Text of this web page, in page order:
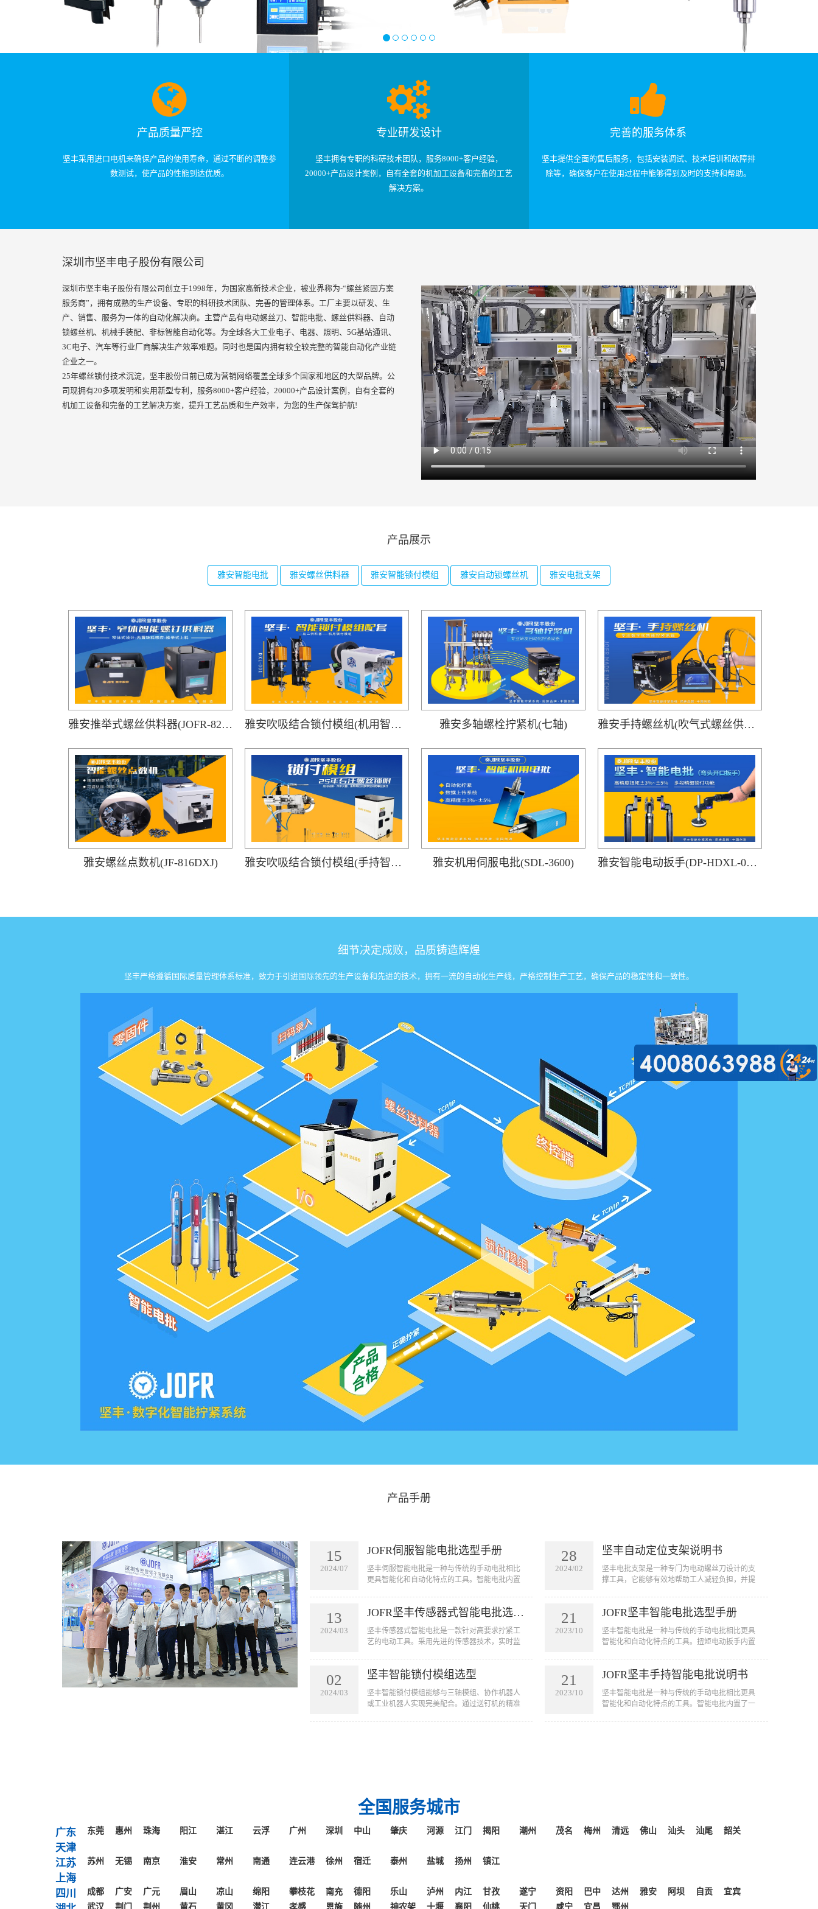
产品质量严控
坚丰采用进口电机来确保产品的使用寿命，通过不断的调整参
数测试，使产品的性能到达优质。
专业研发设计
坚丰拥有专职的科研技术团队，服务8000+客户经验，
20000+产品设计案例，自有全套的机加工设备和完备的工艺
解决方案。
完善的服务体系
坚丰提供全面的售后服务，包括安装调试、技术培训和故障排
除等，确保客户在使用过程中能够得到及时的支持和帮助。
深圳市坚丰电子股份有限公司
深圳市坚丰电子股份有限公司创立于1998年，为国家高新技术企业，被业界称为-“螺丝紧固方案
服务商”，拥有成熟的生产设备、专职的科研技术团队、完善的管理体系。工厂主要以研发、生
产、销售、服务为一体的自动化解决商。主营产品有电动螺丝刀、智能电批、螺丝供料器、自动
锁螺丝机、机械手装配、非标智能自动化等。为全球各大工业电子、电器、照明、5G基站通讯、
3C电子、汽车等行业厂商解决生产效率难题。同时也是国内拥有较全较完整的智能自动化产业链
企业之一。
25年螺丝锁付技术沉淀，坚丰股份目前已成为营销网络覆盖全球多个国家和地区的大型品牌。公
司现拥有20多项发明和实用新型专利，服务8000+客户经验，20000+产品设计案例，自有全套的
机加工设备和完备的工艺解决方案，提升工艺品质和生产效率，为您的生产保驾护航!
产品展示
雅安智能电批 雅安螺丝供料器 雅安智能锁付模组 雅安自动锁螺丝机 雅安电批支架
雅安推举式螺丝供料器(JOFR-828MS) 雅安吹吸结合锁付模组(机用智能电批DP-DXL-001搭载吹气式螺丝供料器DWS-102) 雅安多轴螺栓拧紧机(七轴) 雅安手持螺丝机(吹气式螺丝供料器JOFR-816MC搭载手持智能电批DP-HXL-003)
雅安螺丝点数机(JF-816DXJ) 雅安吹吸结合锁付模组(手持智能电批DP-HDXL-008-W搭载阶梯式自动送钉机) 雅安机用伺服电批(SDL-3600) 雅安智能电动扳手(DP-HDXL-008-K)
细节决定成败，品质铸造辉煌
坚丰严格遵循国际质量管理体系标准，致力于引进国际领先的生产设备和先进的技术，拥有一流的自动化生产线，严格控制生产工艺，确保产品的稳定性和一致性。
产品手册
15
2024/07
JOFR伺服智能电批选型手册
坚丰伺服智能电批是一种与传统的手动电批相比
更具智能化和自动化特点的工具。智能电批内置
家电等行业的装配线上，用于拧紧各种大小型号
率，节省人力成本，还可以减少由于人为因素引
起的误操作和质量问题。
13
2024/03
JOFR坚丰传感器式智能电批选型手册
坚丰传感器式智能电批是一款针对高要求拧紧工
艺的电动工具。采用先进的传感器技术，实时监
锁付来确保产品的质量。广泛应用于新能源、光
02
2024/03
坚丰智能锁付模组选型
坚丰智能锁付模组能够与三轴模组、协作机器人
或工业机器人实现完美配合。通过送钉机的精准
28
2024/02
坚丰自动定位支架说明书
坚丰电批支架是一种专门为电动螺丝刀设计的支
撑工具，它能够有效地帮助工人减轻负担，并提
手握工具的疲劳和不便。
21
2023/10
JOFR坚丰智能电批选型手册
坚丰智能电批是一种与传统的手动电批相比更具
智能化和自动化特点的工具。扭矩电动扳手内置
家电等行业的装配线上，用于拧紧各种大小型号
效率，节省人力成本，还可以减少由于人为因素
引起的误操作和质量问题。
21
2023/10
JOFR坚丰手持智能电批说明书
坚丰智能电批是一种与传统的手动电批相比更具
智能化和自动化特点的工具。智能电批内置了一
全国服务城市
广东 东莞 惠州 珠海 阳江 湛江 云浮 广州 深圳 中山 肇庆 河源 江门 揭阳 潮州 茂名 梅州 清远 佛山 汕头 汕尾 韶关
天津
江苏
苏州 无锡 南京 淮安 常州 南通 连云港 徐州 宿迁 泰州 盐城 扬州 镇江
上海
四川
成都 广安 广元 眉山 凉山 绵阳 攀枝花 南充 德阳 乐山 泸州 内江 甘孜 遂宁 资阳 巴中 达州 雅安 阿坝 自贡 宜宾
武汉 荆门 荆州 黄石 黄冈 潜江 孝感 恩施 随州 神农架 十堰 襄阳 仙桃 天门 咸宁 宜昌 鄂州